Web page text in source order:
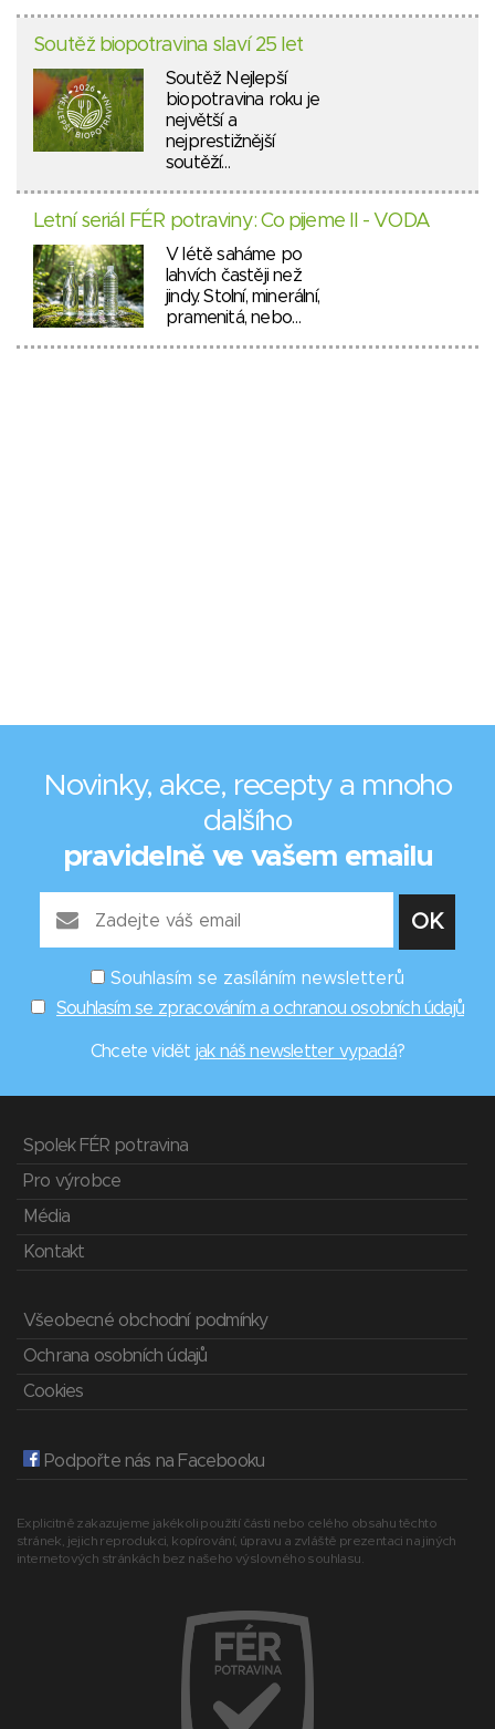
Soutěž biopotravina slaví 25 let
Soutěž Nejlepší
biopotravina roku je
největší a
nejprestižnější
soutěží…
Letní seriál FÉR potraviny: Co pijeme II - VODA
V létě saháme po
lahvích častěji než
jindy. Stolní, minerální,
pramenitá, nebo…
Novinky, akce, recepty a mnoho
dalšího
pravidelně ve vašem emailu
Souhlasím se zasíláním newsletterů
Souhlasím se zpracováním a ochranou osobních údajů
Chcete vidět jak náš newsletter vypadá?
Spolek FÉR potravina
Pro výrobce
Média
Kontakt
Všeobecné obchodní podmínky
Ochrana osobních údajů
Cookies
Podpořte nás na Facebooku
Explicitně zakazujeme jakékoli použití části nebo celého obsahu těchto
stránek, jejich reprodukci, kopírování, úpravu a zvláště prezentaci na jiných
internetových stránkách bez našeho výslovného souhlasu.